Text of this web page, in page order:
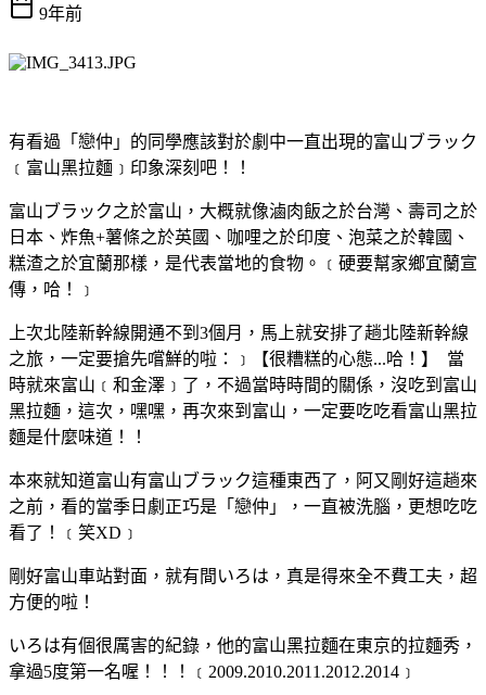
9年前
有看過「戀仲」的同學應該對於劇中一直出現的富山ブラック
﹝富山黑拉麵﹞印象深刻吧！！
富山ブラック之於富山，大概就像滷肉飯之於台灣、壽司之於
日本、炸魚+薯條之於英國、咖哩之於印度、泡菜之於韓國、
糕渣之於宜蘭那樣，是代表當地的食物。﹝硬要幫家鄉宜蘭宣
傳，哈！﹞
上次北陸新幹線開通不到3個月，馬上就安排了趟北陸新幹線
之旅，一定要搶先嚐鮮的啦：﹞【很糟糕的心態...哈！】 當
時就來富山﹝和金澤﹞了，不過當時時間的關係，沒吃到富山
黑拉麵，這次，嘿嘿，再次來到富山，一定要吃吃看富山黑拉
麵是什麼味道！！
本來就知道富山有富山ブラック這種東西了，阿又剛好這趟來
之前，看的當季日劇正巧是「戀仲」，一直被洗腦，更想吃吃
看了！﹝笑XD﹞
剛好富山車站對面，就有間いろは，真是得來全不費工夫，超
方便的啦！
いろは有個很厲害的紀錄，他的富山黑拉麵在東京的拉麵秀，
拿過5度第一名喔！！！﹝2009.2010.2011.2012.2014﹞